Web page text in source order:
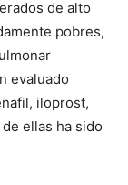
de alto
pobres,
evaluado
iloprost,
ellas ha sido